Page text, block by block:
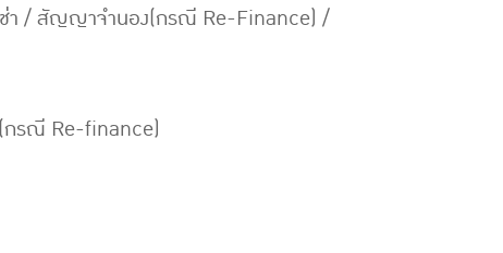
า / สัญญาจำนอง(กรณี Re-Finance) /
(กรณี Re-finance)